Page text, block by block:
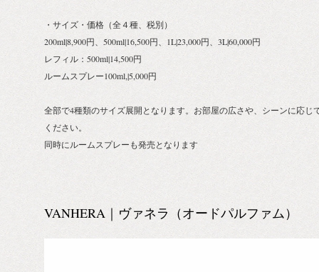
・サイズ・価格（全４種、税別）
200ml|8,900円、500ml|16,500円、1L|23,000円、3L|60,000円
レフィル：500ml|14,500円
ルームスプレー100ml,|5,000円
全部で4種類のサイズ展開となります。お部屋の広さや、シーンに応じ
ください。
同時にルームスプレーも発売となります
VANHERA｜ヴァネラ（オードパルファム）